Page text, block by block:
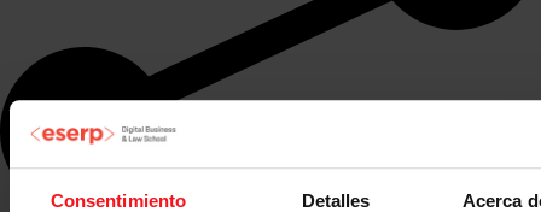
Consentimiento Detalles Acerca